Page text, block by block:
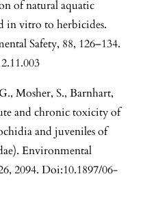
of natural aquatic
in vitro to herbicides.
Safety, 88, 126–134.
Mosher, S., Barnhart,
and chronic toxicity of
and juveniles of
Environmental
2094. Doi:10.1897/06-